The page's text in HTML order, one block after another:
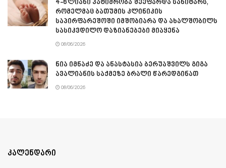
4-წლიანი პატიმრობა შეეფარდა სანიტარს,
რომელმაც ბათუმის კლინიკის
საპირფარეშოში იმშობიარა და ახალშობილს
სასიკვდილო დაზიანებები მიაყენა
08/06/2026
ნია იმნაძე და ანასტასია ბერუაშვილს გიგა
ავალიანის საქმეზე ბრალი წარედგინათ
08/06/2026
კალენდარი